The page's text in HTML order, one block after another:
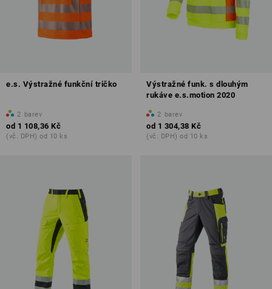
e.s. Výstražné funkční tričko
2 barev
od 1 108,36 Kč
(vč. DPH) od 10 ks
Výstražné funk. s dlouhým
rukáve e.s.motion 2020
2 barev
od 1 304,38 Kč
(vč. DPH) od 10 ks